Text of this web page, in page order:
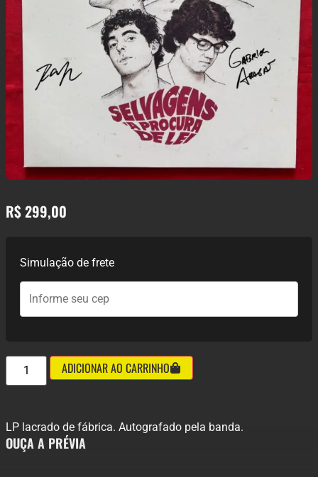
R$299,00
Simulação de frete
ADICIONAR AO CARRINHO
LP lacrado de fábrica. Autografado pela banda.
OUÇA A PRÉVIA